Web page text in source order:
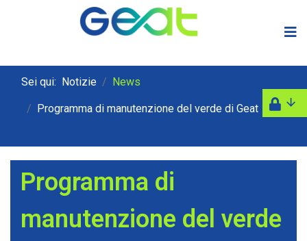
Sei qui: Notizie News
Programma di manutenzione del verde di Geat
Programma di
manutenzione del verde